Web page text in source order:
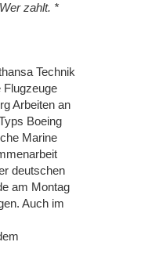
zahlt. *
Technik
Flugzeuge
Arbeiten an
Boeing
Marine
deutschen
am Montag
Auch im